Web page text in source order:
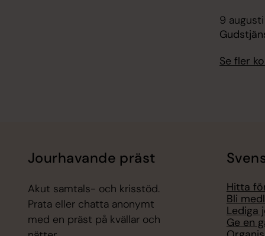
9
Se fler
Jourhavande präst
Akut samtals- och krisstöd.
Prata eller chatta anonymt
med en präst på kvällar och
Hitta
Bli
Lediga
Ge en